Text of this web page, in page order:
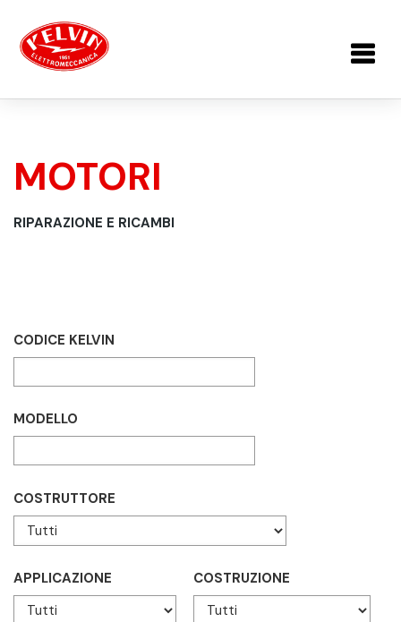
MOTORI
TU SEI QUI
RIPARAZIONE E RICAMBI
CODICE KELVIN
MODELLO
COSTRUTTORE
APPLICAZIONE COSTRUZIONE